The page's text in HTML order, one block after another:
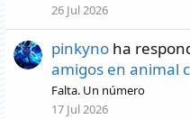
26 Jul 2026
pinkyno ha
amigos en animal
Falta. Un número
17 Jul 2026